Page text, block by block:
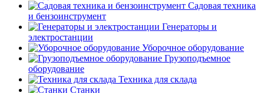
Садовая техника
и бензоинструмент
Генераторы и
электростанции
Уборочное оборудование
Грузоподъемное
оборудование
Техника для склада
Станки